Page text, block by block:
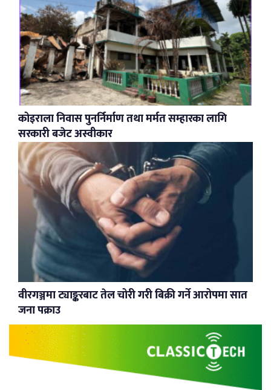
कोइराला निवास पुनर्निर्माण तथा मर्मत सम्हारका लागि
सरकारी बजेट अस्वीकार
वीरगञ्जमा ट्याङ्करबाट तेल चोरी गरी बिक्री गर्ने आरोपमा सात
जना पक्राउ